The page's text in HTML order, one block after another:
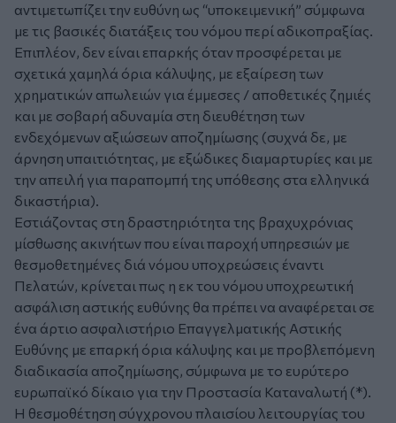
αντιμετωπίζει την ευθύνη ως “υποκειμενική” σύμφωνα
με τις βασικές διατάξεις του νόμου περί αδικοπραξίας.
Επιπλέον, δεν είναι επαρκής όταν προσφέρεται με
σχετικά χαμηλά όρια κάλυψης, με εξαίρεση των
χρηματικών απωλειών για έμμεσες / αποθετικές ζημιές
και με σοβαρή αδυναμία στη διευθέτηση των
ενδεχόμενων αξιώσεων αποζημίωσης (συχνά δε, με
άρνηση υπαιτιότητας, με εξώδικες διαμαρτυρίες και με
την απειλή για παραπομπή της υπόθεσης στα ελληνικά
δικαστήρια).
Εστιάζοντας στη δραστηριότητα της βραχυχρόνιας
μίσθωσης ακινήτων που είναι παροχή υπηρεσιών με
θεσμοθετημένες διά νόμου υποχρεώσεις έναντι
Πελατών, κρίνεται πως η εκ του νόμου υποχρεωτική
ασφάλιση αστικής ευθύνης θα πρέπει να αναφέρεται σε
ένα άρτιο ασφαλιστήριο Επαγγελματικής Αστικής
Ευθύνης με επαρκή όρια κάλυψης και με προβλεπόμενη
διαδικασία αποζημίωσης, σύμφωνα με το ευρύτερο
ευρωπαϊκό δίκαιο για την Προστασία Καταναλωτή (*).
Η θεσμοθέτηση σύγχρονου πλαισίου λειτουργίας του